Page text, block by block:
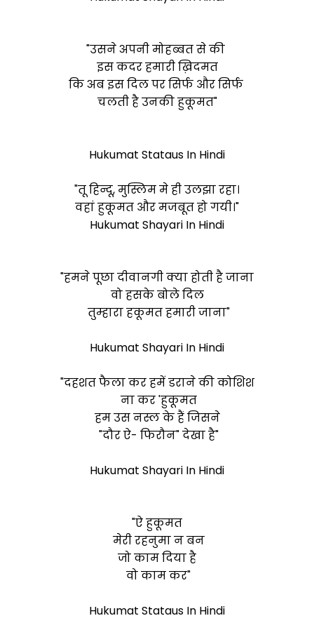
"उसने अपनी मोहब्बत से की
इस कदर हमारी ख़िदमत
कि अब इस दिल पर सिर्फ और सिर्फ
चलती है उनकी हुकूमत"
Hukumat Stataus In Hindi
"तू हिन्दू, मुस्लिम मे ही उलझा रहा।
वहां हुकूमत और मजबूत हो गयी।"
Hukumat Shayari In Hindi
"हमने पूछा दीवानगी क्या होती है जाना
वो हसके बोले दिल
तुम्हारा हकूमत हमारी जाना"
Hukumat Shayari In Hindi
"दहशत फैला कर हमें डराने की कोशिश
ना कर 'हुकूमत
हम उस नस्ल के हैं जिसने
"दौर ऐ- फिरौन" देखा है"
Hukumat Shayari In Hindi
"ऐ हुकूमत
मेरी रहनुमा न बन
जो काम दिया है
वो काम कर"
Hukumat Stataus In Hindi